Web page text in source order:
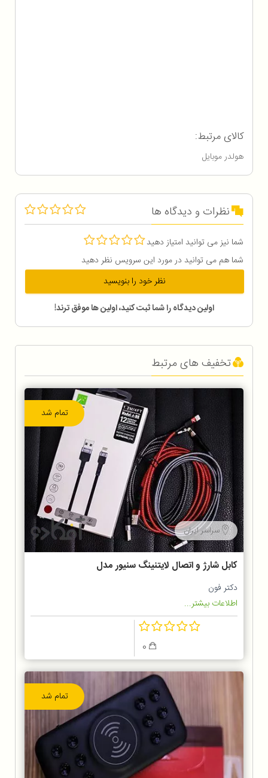
کالای مرتبط:
هولدر موبایل
نظرات و دیدگاه ها
شما نیز می توانید امتیاز دهید
شما هم می توانید در مورد این سرویس نظر دهید
نظر خود را بنویسید
اولین دیدگاه را شما ثبت کنید، اولین ها موفق ترند!
تخفیف های مرتبط
تمام شد
سراسر ایران
کابل شارژ و اتصال لایتنینگ سنیور مدل
I-99
دکتر فون
اطلاعات بیشتر...
تمام شد